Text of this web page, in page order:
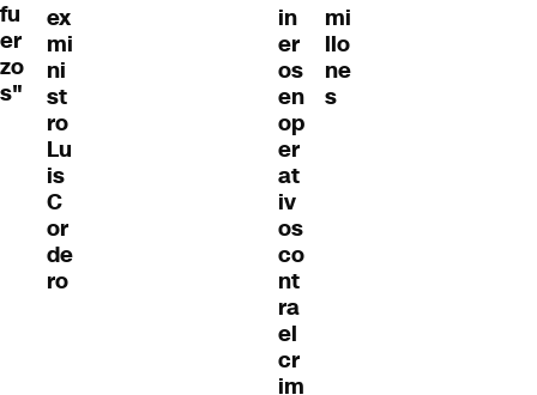
fu
er
zo
s"
ex
mi
ni
st
ro
Lu
is
C
or
de
ro
in
er
os
en
op
er
at
iv
os
co
nt
ra
el
cr
im
mi
llo
ne
s